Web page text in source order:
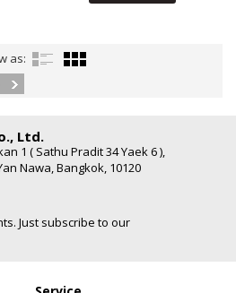
as:
Ltd.
1 ( Sathu Pradit 34 Yaek 6 ),
Nawa, Bangkok, 10120
Just subscribe to our